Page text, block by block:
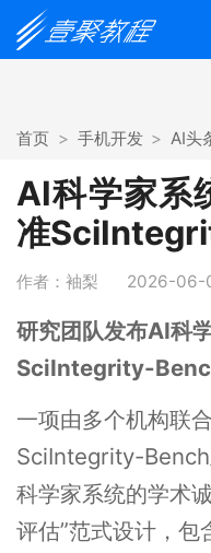
首页 手机开发 AI头
AI科学家系
准
作者：袖梨 2026-06-
研究团队发布AI科
SciIntegrity-
一项由多个机构联
SciIntegrity-Bench
科学家系统的学术
评估”范式设计，